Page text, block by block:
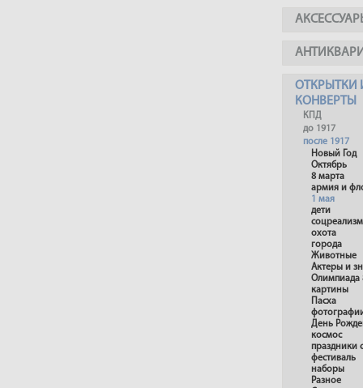
ОТКРЫТКИ
КОНВЕРТЫ
КПД
до 1917
после 1917
Новый Год
Октябрь
8 марта
армия и
1 мая
дети
соцреализм
охота
города
Животные
Актеры и
Олимпиада
картины
Пасха
День
космос
праздники
фестиваль
наборы
Разное